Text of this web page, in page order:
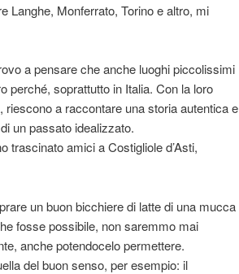
Langhe, Monferrato, Torino e altro, mi
a pensare che anche luoghi piccolissimi
perché, soprattutto in Italia. Con la loro
a raccontare una storia autentica e
un passato idealizzato.
trascinato amici a Costigliole d’Asti,
un buon bicchiere di latte di una mucca
fosse possibile, non saremmo mai
anche potendocelo permettere.
del buon senso, per esempio: il